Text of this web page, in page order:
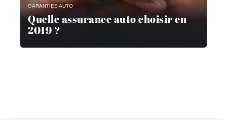
GARANTIES AUTO
Quelle assurance auto choisir en
2019 ?